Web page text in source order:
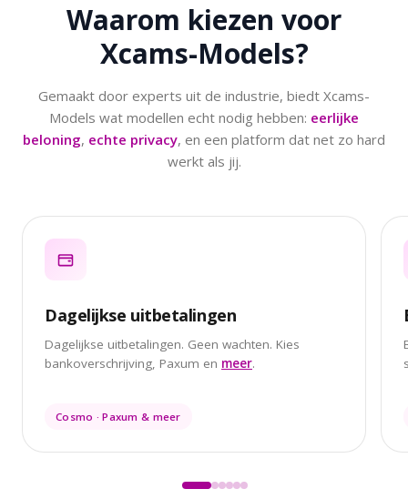
Waarom kiezen voor
Xcams-Models?
Gemaakt door experts uit de industrie, biedt Xcams-
Models wat modellen echt nodig hebben: eerlijke
beloning, echte privacy, en een platform dat net zo hard
werkt als jij.
Dagelijkse uitbetalingen
Dagelijkse uitbetalingen. Geen wachten. Kies
bankoverschrijving, Paxum en meer.
Cosmo · Paxum & meer